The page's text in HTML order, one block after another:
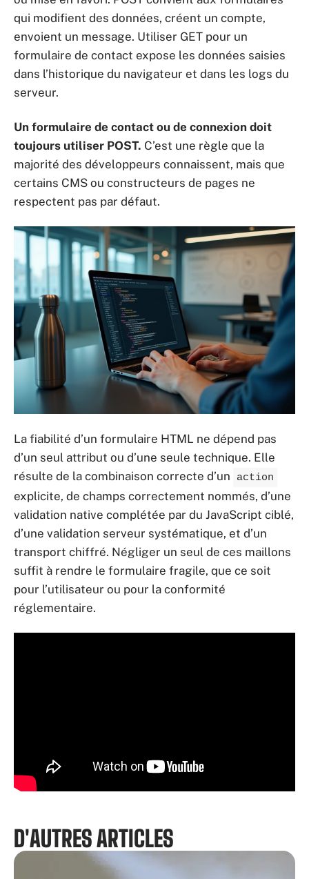
qui modifient des données, créent un compte,
envoient un message. Utiliser GET pour un
formulaire de contact expose les données saisies
dans l’historique du navigateur et dans les logs du
serveur.
Un formulaire de contact ou de connexion doit
toujours utiliser POST. C’est une règle que la
majorité des développeurs connaissent, mais que
certains CMS ou constructeurs de pages ne
respectent pas par défaut.
La fiabilité d’un formulaire HTML ne dépend pas
d’un seul attribut ou d’une seule technique. Elle
résulte de la combinaison correcte d’un
action
explicite, de champs correctement nommés, d’une
validation native complétée par du JavaScript ciblé,
d’une validation serveur systématique, et d’un
transport chiffré. Négliger un seul de ces maillons
suffit à rendre le formulaire fragile, que ce soit
pour l’utilisateur ou pour la conformité
réglementaire.
D'AUTRES ARTICLES